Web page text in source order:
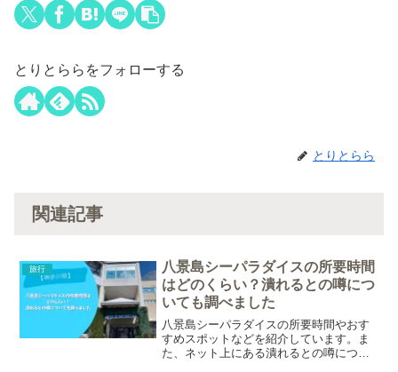
とりとららをフォローする
とりとらら
関連記事
旅行
八景島シーパラダイスの所要時間
はどのくらい？潰れるとの噂につ
いても調べました
八景島シーパラダイスの所要時間やおす
すめスポットなどを紹介しています。ま
た、ネット上にある潰れるとの噂につい